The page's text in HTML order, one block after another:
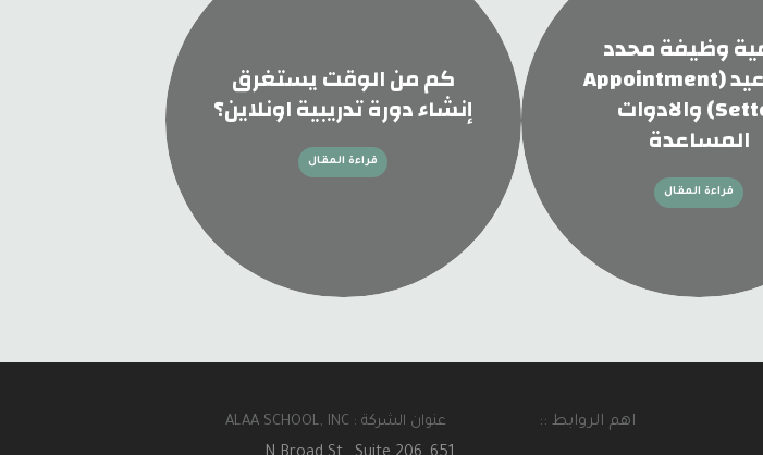
وظيفة محدد
المواعيد (Appointment
Setter) والادوات
المساعدة
قراءة المقال
كم من الوقت يستغرق
إنشاء دورة تدريبية اونلاين؟
قراءة المقال
اهم الروابط :: عنوان الشركة : ALAA SCHOOL, INC